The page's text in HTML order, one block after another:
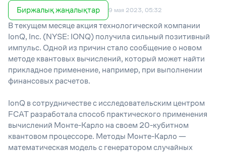
Биржалық жаңалықтар 9 мая 2023, 05:32
В текущем месяце акция технологической компании
IonQ, Inc. (NYSE: IONQ) получила сильный позитивный
импульс. Одной из причин стало сообщение о новом
методе квантовых вычислений, который может найти
прикладное применение, например, при выполнении
финансовых расчетов.
IonQ в сотрудничестве с исследовательским центром
FCAT разработала способ практического применения
вычислений Монте-Карло на своем 20-кубитном
квантовом процессоре. Методы Монте-Карло —
математическая модель с генератором случайных